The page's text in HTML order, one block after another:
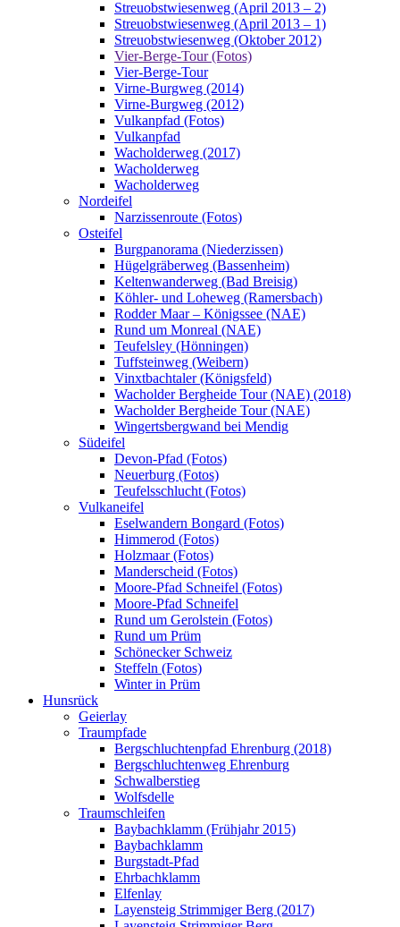
Streuobstwiesenweg (April 2013 – 2)
Streuobstwiesenweg (April 2013 – 1)
Streuobstwiesenweg (Oktober 2012)
Vier-Berge-Tour (Fotos)
Vier-Berge-Tour
Virne-Burgweg (2014)
Virne-Burgweg (2012)
Vulkanpfad (Fotos)
Vulkanpfad
Wacholderweg (2017)
Wacholderweg
Wacholderweg
Nordeifel
Narzissenroute (Fotos)
Osteifel
Burgpanorama (Niederzissen)
Hügelgräberweg (Bassenheim)
Keltenwanderweg (Bad Breisig)
Köhler- und Loheweg (Ramersbach)
Rodder Maar – Königssee (NAE)
Rund um Monreal (NAE)
Teufelsley (Hönningen)
Tuffsteinweg (Weibern)
Vinxtbachtaler (Königsfeld)
Wacholder Bergheide Tour (NAE) (2018)
Wacholder Bergheide Tour (NAE)
Wingertsbergwand bei Mendig
Südeifel
Devon-Pfad (Fotos)
Neuerburg (Fotos)
Teufelsschlucht (Fotos)
Vulkaneifel
Eselwandern Bongard (Fotos)
Himmerod (Fotos)
Holzmaar (Fotos)
Manderscheid (Fotos)
Moore-Pfad Schneifel (Fotos)
Moore-Pfad Schneifel
Rund um Gerolstein (Fotos)
Rund um Prüm
Schönecker Schweiz
Steffeln (Fotos)
Winter in Prüm
Hunsrück
Geierlay
Traumpfade
Bergschluchtenpfad Ehrenburg (2018)
Bergschluchtenweg Ehrenburg
Schwalberstieg
Wolfsdelle
Traumschleifen
Baybachklamm (Frühjahr 2015)
Baybachklamm
Burgstadt-Pfad
Ehrbachklamm
Elfenlay
Layensteig Strimmiger Berg (2017)